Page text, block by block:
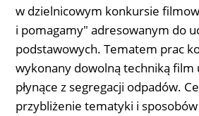
w dzielnicowym konkursie
i pomagamy" adresowanym do
podstawowych. Tematem prac
wykonany dowolną techniką film
płynące z segregacji odpadów.
przybliżenie tematyki i